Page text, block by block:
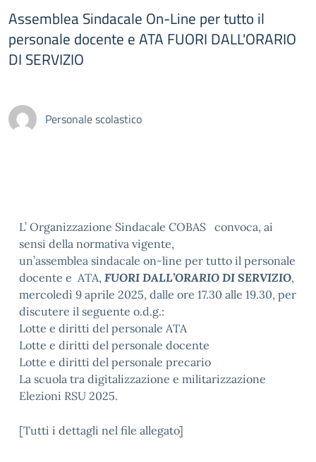
Assemblea Sindacale On-Line per tutto il
personale docente e ATA FUORI DALL'ORARIO
DI SERVIZIO
Personale scolastico
L’ Organizzazione Sindacale COBAS convoca, ai
sensi della normativa vigente,
un’assemblea sindacale on-line per tutto il personale
docente e ATA, FUORI DALL’ORARIO DI SERVIZIO,
mercoledì 9 aprile 2025, dalle ore 17.30 alle 19.30, per
discutere il seguente o.d.g.:
Lotte e diritti del personale ATA
Lotte e diritti del personale docente
Lotte e diritti del personale precario
La scuola tra digitalizzazione e militarizzazione
Elezioni RSU 2025.
[Tutti i dettagli nel file allegato]